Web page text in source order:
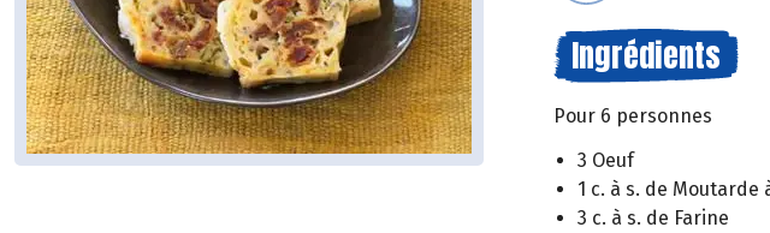
Ingrédients
Pour 6 personnes
3 Oeuf
1 c. à s. de Moutarde
3 c. à s. de Farine